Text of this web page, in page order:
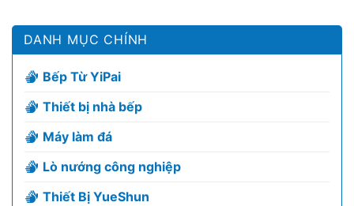
DANH MỤC CHÍNH
Bếp Từ YiPai
Thiết bị nhà bếp
Máy làm đá
Lò nướng công nghiệp
Thiết Bị YueShun